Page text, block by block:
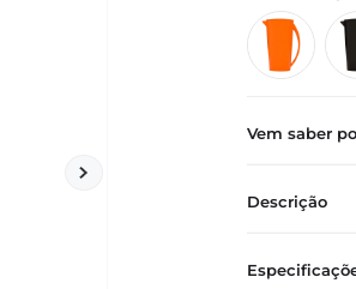
Vem saber
Descrição